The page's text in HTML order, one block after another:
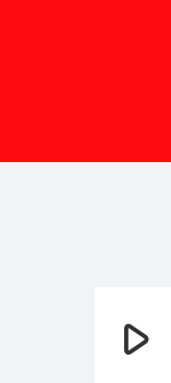
play_arrow